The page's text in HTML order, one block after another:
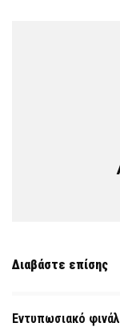
Διαβάστε επίσης
Εντυπωσιακό